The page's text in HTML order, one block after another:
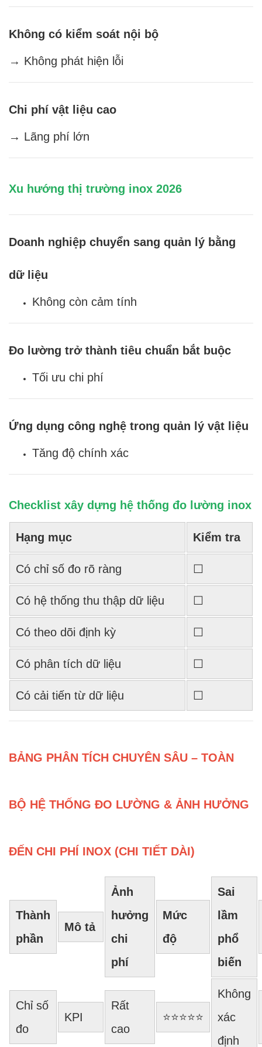
Không có kiểm soát nội bộ
→ Không phát hiện lỗi
Chi phí vật liệu cao
→ Lãng phí lớn
Xu hướng thị trường inox 2026
Doanh nghiệp chuyển sang quản lý bằng
dữ liệu
Không còn cảm tính
Đo lường trở thành tiêu chuẩn bắt buộc
Tối ưu chi phí
Ứng dụng công nghệ trong quản lý vật liệu
Tăng độ chính xác
Checklist xây dựng hệ thống đo lường inox
Hạng mục Kiểm tra
Có chỉ số đo rõ ràng ☐
Có hệ thống thu thập dữ liệu ☐
Có theo dõi định kỳ ☐
Có phân tích dữ liệu ☐
Có cải tiến từ dữ liệu ☐
BẢNG PHÂN TÍCH CHUYÊN SÂU – TOÀN
BỘ HỆ THỐNG ĐO LƯỜNG & ẢNH HƯỞNG
ĐẾN CHI PHÍ INOX (CHI TIẾT DÀI)
Thành
phần
Mô tả
Ảnh
hưởng
chi
phí
Mức
độ
Sai
lầm
phổ
biến
Chỉ số
đo
KPI
Rất
cao
⭐⭐⭐⭐⭐
Không
xác
định